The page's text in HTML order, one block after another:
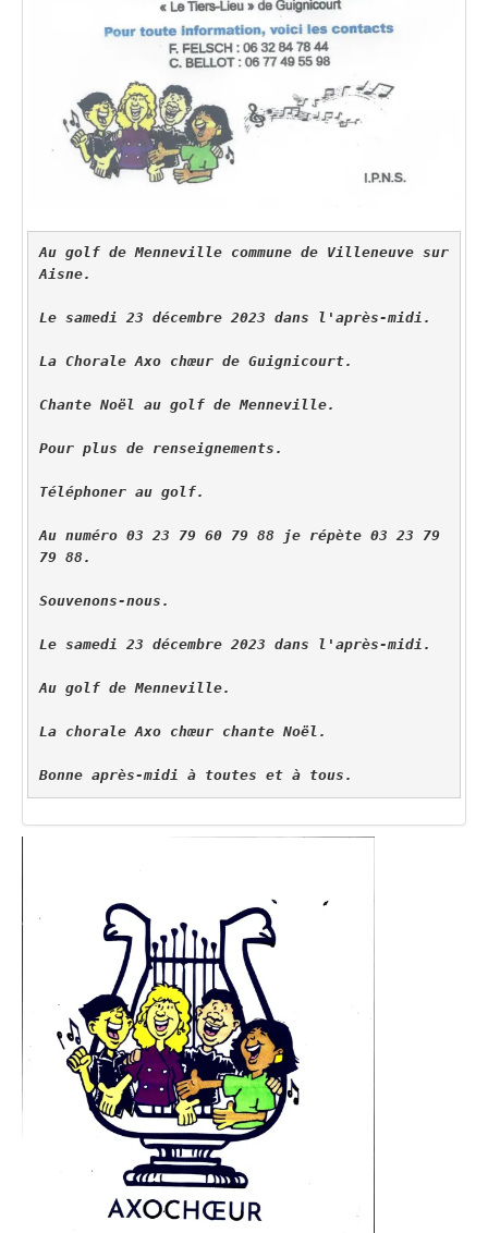
Au golf de Menneville commune de Villeneuve sur
Aisne.
Le samedi 23 décembre 2023 dans l'après-midi.
La Chorale Axo chœur de Guignicourt.
Chante Noël au golf de Menneville.
Pour plus de renseignements.
Téléphoner au golf.
Au numéro 03 23 79 60 79 88 je répète 03 23 79
79 88.
Souvenons-nous.
Le samedi 23 décembre 2023 dans l'après-midi.
Au golf de Menneville.
La chorale Axo chœur chante Noël.
Bonne après-midi à toutes et à tous.